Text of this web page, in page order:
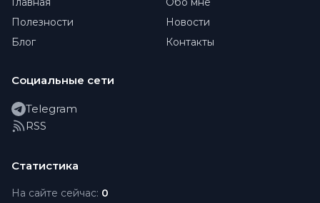
Полезности
Новости
Блог
Контакты
Социальные сети
Telegram
RSS
Статистика
На сайте сейчас: 0